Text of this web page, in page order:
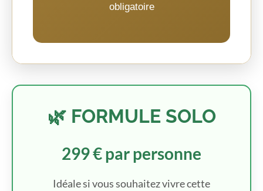
obligatoire
🌿 FORMULE SOLO
299 € par personne
Idéale si vous souhaitez vivre cette